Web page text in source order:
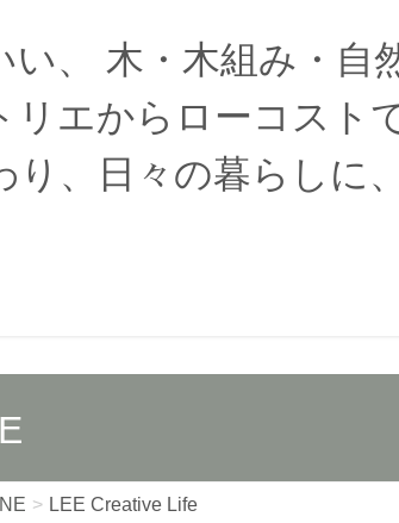
い、 木・木組み・自
リエからローコスト
り、日々の暮らしに
LEE Creative Life